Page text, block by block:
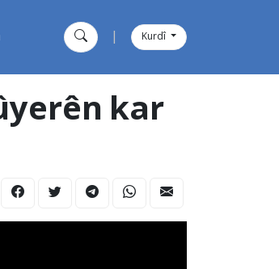
Kurdî
kar